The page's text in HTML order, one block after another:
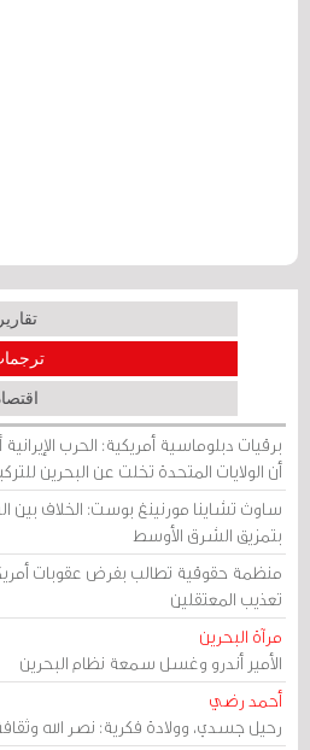
تقارير
برقيات دبلوماسية أمريكية: الحرب
أن الولايات المتحدة تخلت عن البحرين
ساوث تشاينا مورنينغ بوست: الخلاف بين
بتمزيق الشرق الأوسط
منظمة حقوقية تطالب بفرض عقوبات
تعذيب المعتقلين
مرآة البحرين
الأمير أندرو وغسل سمعة نظام البحرين
أحمد رضي
رحيل جسدي، وولادة فكرية: نصر الله